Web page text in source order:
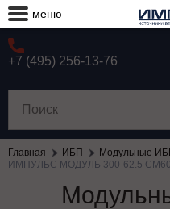
меню
+7 (495) 256-13-76
Главная ИБП
Модульные
ИМПУЛЬС МОДУЛЬ 300-62.5 СМ60